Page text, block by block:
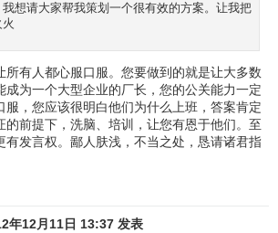
想请大家帮我策划一个很有效的方案。让我把
所有人都心服口服。您要做到的就是让大多数
成为一个大型企业的厂长，您的公关能力一定
服，您应该很明白他们为什么上班，答案肯定
的前提下，洗脑、培训，让您有恩于他们。至
有发言权。鄙人肤浅，不当之处，恳请诸君指
年12月11日 13:37 发表